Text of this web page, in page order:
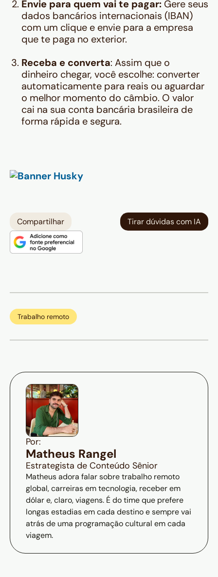
Envie para quem vai te pagar: Gere seus
dados bancários internacionais (IBAN)
com um clique e envie para a empresa
que te paga no exterior.
Receba e converta: Assim que o
dinheiro chegar, você escolhe: converter
automaticamente para reais ou aguardar
o melhor momento do câmbio. O valor
cai na sua conta bancária brasileira de
forma rápida e segura.
Compartilhar Tirar dúvidas com IA
Trabalho remoto
Por:
Matheus Rangel
Estrategista de Conteúdo Sênior
Matheus adora falar sobre trabalho remoto
global, carreiras em tecnologia, receber em
dólar e, claro, viagens. É do time que prefere
longas estadias em cada destino e sempre vai
atrás de uma programação cultural em cada
viagem.